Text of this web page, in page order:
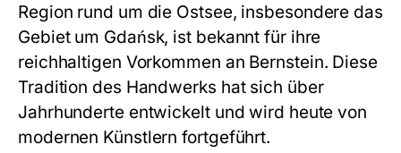
Region rund um die Ostsee, insbesondere das
Gebiet um Gdańsk, ist bekannt für ihre
reichhaltigen Vorkommen an Bernstein. Diese
Tradition des Handwerks hat sich über
Jahrhunderte entwickelt und wird heute von
modernen Künstlern fortgeführt.